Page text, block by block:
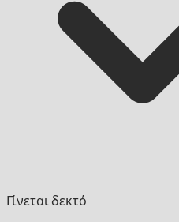
Γίνεται δεκτό